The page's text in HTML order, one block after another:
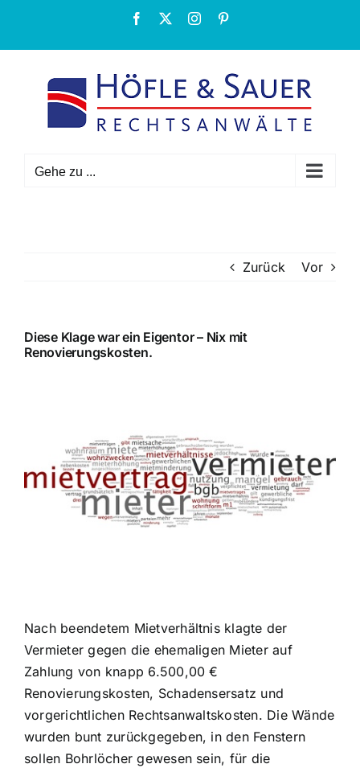
springen
Facebook Instagram
Gehe zu ...
Zurück Vor
Diese Klage war ein Eigentor – Nix mit
Renovierungskosten.
Nach beendetem Mietverhältnis klagte der
Vermieter gegen die ehemaligen Mieter auf
Zahlung von knapp 6.500,00 €
Renovierungskosten, Schadensersatz und
vorgerichtlichen Rechtsanwaltskosten. Die Wände
wurden bunt zurückgegeben, in den Fenstern
sollen Bohrlöcher gewesen sein, für die